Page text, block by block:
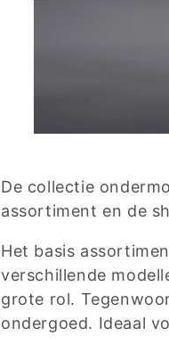
c
t
i
e
De collectie
assortiment en de
Het basis
verschillende
grote rol.
ondergoed. Ideaal